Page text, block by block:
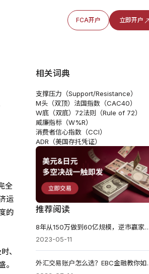
FCA开户 立即开户
全
运
的
、
。
相关词典
支撑压力（Support/Resistance）
M头（双顶） 法国指数（CAC40）
W底（双底） 72法则（Rule of 72）
威廉指标（W%R）
消费者信心指数（CCI）
ADR（美国存托凭证）
推荐阅读
8年从150万做到60亿规模，逆市赢家保罗都铎琼斯的投资理念
2023-05-11
外汇交易账户怎么